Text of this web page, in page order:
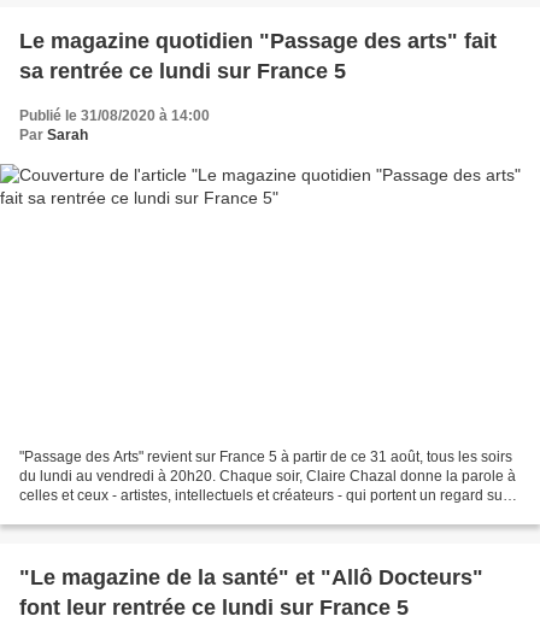
Le magazine quotidien "Passage des arts" fait
sa rentrée ce lundi sur France 5
Publié le 31/08/2020 à 14:00
Par Sarah
"Passage des Arts" revient sur France 5 à partir de ce 31 août, tous les soirs
du lundi au vendredi à 20h20. Chaque soir, Claire Chazal donne la parole à
celles et ceux - artistes, intellectuels et créateurs - qui portent un regard sur
"Le magazine de la santé" et "Allô Docteurs"
font leur rentrée ce lundi sur France 5